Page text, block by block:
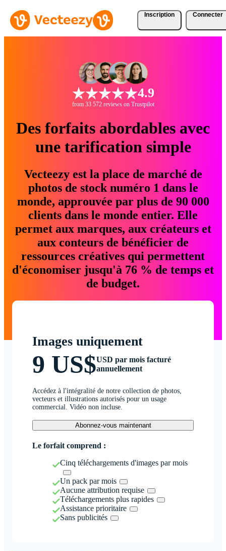
Inscription Connecter
4.9
from 33 572 reviews on Trustpilot
Des forfaits abordables avec
une tarification simple
Vecteezy est la place de marché de
photos de stock numéro 1 dans le
monde, approuvée par plus de 90 000
clients dans le monde entier. Elle
permet aux marques, aux créateurs et
aux conteurs de bénéficier de
ressources créatives qui permettent
d'économiser jusqu'à 76 % de temps et
de budget.
Images uniquement
9 US$USD par mois facturé
annuellement
Accédez à l'intégralité de notre collection de photos,
vecteurs et illustrations autorisés pour un usage
commercial. Vidéo non incluse.
Abonnez-vous maintenant
Le forfait comprend :
Cinq téléchargements d'images par mois
Un pack par mois
Aucune attribution requise
Téléchargements plus rapides
Assistance prioritaire
Sans publicités